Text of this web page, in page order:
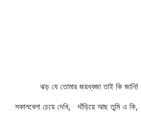
ঝড় যে তোমার জয়ধ্বজা তাই কি জানি!
সকালবেলা চেয়ে দেখি, দাঁড়িয়ে আছ তুমি এ কি,